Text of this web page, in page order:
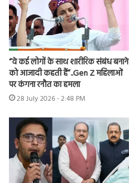
“वे कई लोगों के साथ शारीरिक संबंध बनाने
को आजादी कहती हैं”..Gen Z महिलाओं
पर कंगना रनौत का हमला
28 July 2026 - 2:48 PM